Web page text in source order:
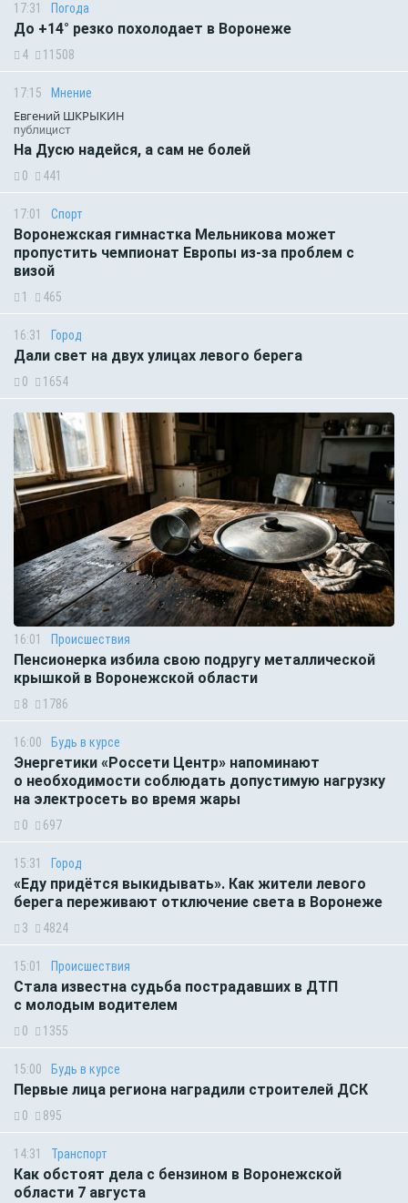
17:31 Погода
До +14° резко похолодает в Воронеже
4 11508
17:15 Мнение
Евгений ШКРЫКИН
публицист
На Дусю надейся, а сам не болей
0 441
17:01 Спорт
Воронежская гимнастка Мельникова может
пропустить чемпионат Европы из-за проблем с
визой
1 465
16:31 Город
Дали свет на двух улицах левого берега
0 1654
16:01 Происшествия
Пенсионерка избила свою подругу металлической
крышкой в Воронежской области
8 1786
16:00 Будь в курсе
Энергетики «Россети Центр» напоминают
о необходимости соблюдать допустимую нагрузку
на электросеть во время жары
0 697
15:31 Город
«Еду придётся выкидывать». Как жители левого
берега переживают отключение света в Воронеже
3 4824
15:01 Происшествия
Стала известна судьба пострадавших в ДТП
с молодым водителем
0 1355
15:00 Будь в курсе
Первые лица региона наградили строителей ДСК
0 895
14:31 Транспорт
Как обстоят дела с бензином в Воронежской
области 7 августа